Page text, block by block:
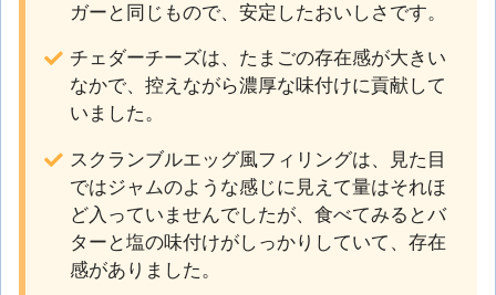
ガーと同じもので、安定したおいしさです。
チェダーチーズは、たまごの存在感が大きい
なかで、控えながら濃厚な味付けに貢献して
いました。
スクランブルエッグ風フィリングは、見た目
ではジャムのような感じに見えて量はそれほ
ど入っていませんでしたが、食べてみるとバ
ターと塩の味付けがしっかりしていて、存在
感がありました。